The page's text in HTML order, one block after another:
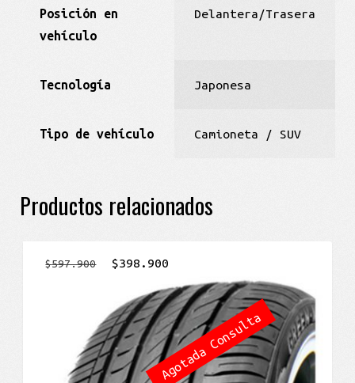
Posición en
vehículo
Delantera/Trasera
Tecnología Japonesa
Tipo de vehículo Camioneta / SUV
Productos relacionados
$597.900
El
original
era:
$597.900.
$398.900
precio
actual
es:
$398.900.
Agotada Consulta